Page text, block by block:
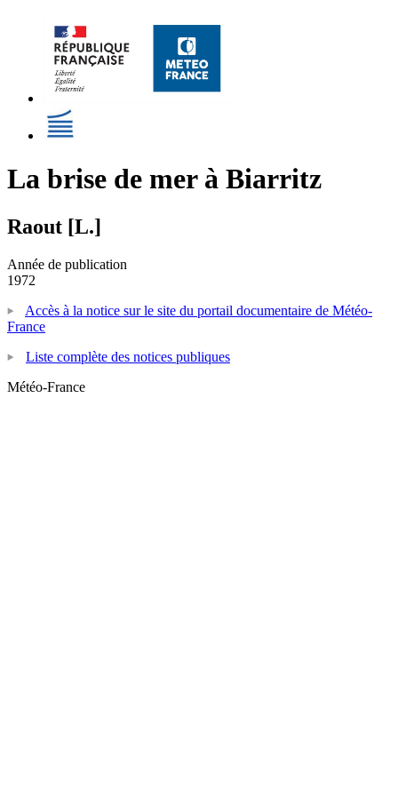
La brise de mer à Biarritz
Raout [L.]
Année de publication
1972
Accès à la notice sur le site du portail documentaire de Météo-
France
Liste complète des notices publiques
Météo-France